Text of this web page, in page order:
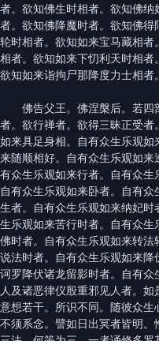
者。欲知佛生时相者。欲知佛
者。欲知佛降魔时者。欲知佛
轮时相者。欲知如来宝马藏相
相者。欲知如来下忉利天时相者
欲知如来诣拘尸那降度力士相者
佛告父王。佛涅槃后。若四
者。欲行禅者。欲得三昧正受
如来具足身相。自有众生乐观
来随顺相好。自有众生乐观如
有众生乐观如来行者。自有众生
自有众生乐观如来卧者。自有
生者。自有众生乐观如来纳妃
生乐观如来苦行时者。自有众
佛时者。自有众生乐观如来转
说法时者。自有众生乐观如来
诃罗降伏诸龙留影时者。自有
人及诸恶律仪殷重邪见人者。如
意想若干。所识不同。随彼众
不须系念。譬如日出冥者皆明